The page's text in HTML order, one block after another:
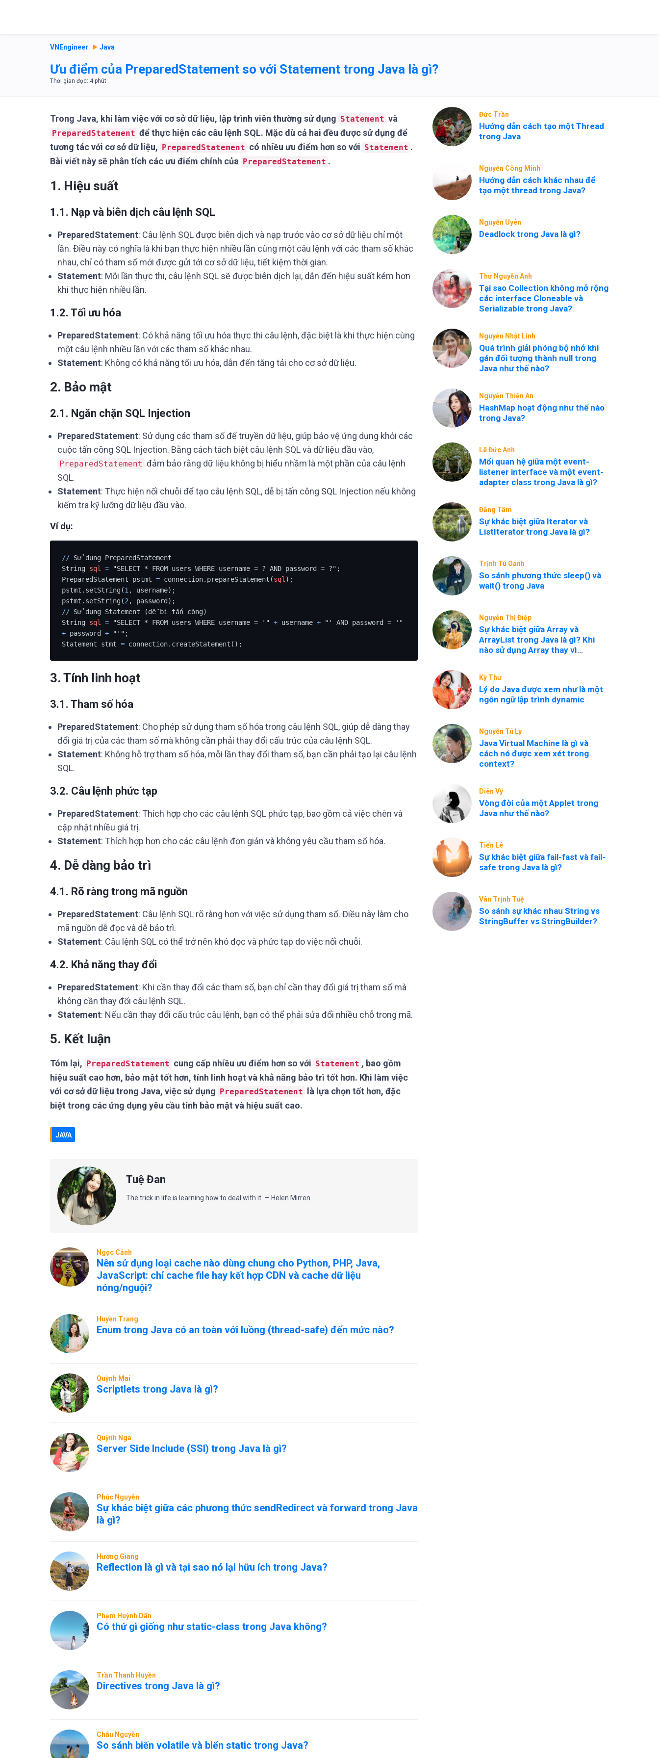
VNEngineer Java
Ưu điểm của PreparedStatement so với Statement trong Java là gì?
Trong Java, khi làm việc với cơ sở dữ liệu, lập trình viên thường sử dụng Statement và
PreparedStatement để thực hiện các câu lệnh SQL. Mặc dù cả hai đều được sử dụng để
tương tác với cơ sở dữ liệu, PreparedStatement có nhiều ưu điểm hơn so với Statement .
Bài viết này sẽ phân tích các ưu điểm chính của PreparedStatement .
1. Hiệu suất
1.1. Nạp và biên dịch câu lệnh SQL
PreparedStatement: Câu lệnh SQL được biên dịch và nạp trước vào cơ sở dữ liệu chỉ một
lần. Điều này có nghĩa là khi bạn thực hiện nhiều lần cùng một câu lệnh với các tham số khác
nhau, chỉ có tham số mới được gửi tới cơ sở dữ liệu, tiết kiệm thời gian.
Statement: Mỗi lần thực thi, câu lệnh SQL sẽ được biên dịch lại, dẫn đến hiệu suất kém hơn
khi thực hiện nhiều lần.
1.2. Tối ưu hóa
PreparedStatement: Có khả năng tối ưu hóa thực thi câu lệnh, đặc biệt là khi thực hiện cùng
một câu lệnh nhiều lần với các tham số khác nhau.
Statement: Không có khả năng tối ưu hóa, dẫn đến tăng tải cho cơ sở dữ liệu.
2. Bảo mật
2.1. Ngăn chặn SQL Injection
PreparedStatement: Sử dụng các tham số để truyền dữ liệu, giúp bảo vệ ứng dụng khỏi các
cuộc tấn công SQL Injection. Bằng cách tách biệt câu lệnh SQL và dữ liệu đầu vào,
PreparedStatement đảm bảo rằng dữ liệu không bị hiểu nhầm là một phần của câu lệnh
SQL.
Statement: Thực hiện nối chuỗi để tạo câu lệnh SQL, dễ bị tấn công SQL Injection nếu không
kiểm tra kỹ lưỡng dữ liệu đầu vào.
Ví dụ:
// Sử dụng PreparedStatement
String sql = "SELECT * FROM users WHERE username = ? AND password = ?";
PreparedStatement pstmt = connection.prepareStatement(sql );
pstmt.setString(1 , username);
pstmt.setString(2
// Sử dụng Statement (dễ bị tấn công)
String sql = "SELECT * FROM users WHERE username = '" + username +
+ password + "'";
Statement stmt = connection.createStatement();
3. Tính linh hoạt
3.1. Tham số hóa
PreparedStatement: Cho phép sử dụng tham số hóa trong câu lệnh SQL, giúp dễ dàng thay
đổi giá trị của các tham số mà không cần phải thay đổi cấu trúc của câu lệnh SQL.
Statement: Không hỗ trợ tham số hóa, mỗi lần thay đổi tham số, bạn cần phải tạo lại câu lệnh
SQL.
3.2. Câu lệnh phức tạp
PreparedStatement: Thích hợp cho các câu lệnh SQL phức tạp, bao gồm cả việc chèn và
cập nhật nhiều giá trị.
Statement: Thích hợp hơn cho các câu lệnh đơn giản và không yêu cầu tham số hóa.
4. Dễ dàng bảo trì
4.1. Rõ ràng trong mã nguồn
PreparedStatement: Câu lệnh SQL rõ ràng hơn với việc sử dụng tham số. Điều này làm cho
mã nguồn dễ đọc và dễ bảo trì.
Statement: Câu lệnh SQL có thể trở nên khó đọc và phức tạp do việc nối chuỗi.
4.2. Khả năng thay đổi
PreparedStatement: Khi cần thay đổi các tham số, bạn chỉ cần thay đổi giá trị tham số mà
không cần thay đổi câu lệnh SQL.
Statement: Nếu cần thay đổi cấu trúc câu lệnh, bạn có thể phải sửa đổi nhiều chỗ trong mã.
5. Kết luận
Tóm lại, PreparedStatement cung cấp nhiều ưu điểm hơn so với Statement , bao gồm
hiệu suất cao hơn, bảo mật tốt hơn, tính linh hoạt và khả năng bảo trì tốt hơn. Khi làm việc
với cơ sở dữ liệu trong Java, việc sử dụng PreparedStatement
là lựa chọn tốt hơn, đặc
biệt trong các ứng dụng yêu cầu tính bảo mật và hiệu suất cao.
JAVA
Tuệ Đan
The trick in life is learning how to deal with it. — Helen Mirren
Ngọc Cảnh
Nên sử dụng loại cache nào dùng chung cho Python, PHP, Java,
JavaScript: chỉ cache file hay kết hợp CDN và cache dữ liệu
nóng/nguội?
Huyền Trang
Enum trong Java có an toàn với luồng (thread-safe) đến mức nào?
Quỳnh Mai
Scriptlets trong Java là gì?
Quỳnh Nga
Server Side Include (SSI) trong Java là gì?
Phúc Nguyễn
Sự khác biệt giữa các phương thức sendRedirect và forward trong Java
là gì?
Hương Giang
Reflection là gì và tại sao nó lại hữu ích trong Java?
Phạm Huỳnh Dân
Có thứ gì giống như static-class trong Java không?
Trần Thanh Huyền
Directives trong Java là gì?
Châu Nguyễn
So sánh biến volatile và biến static trong Java?
Đức Trần
Hướng dẫn cách tạo một Thread
trong Java
Nguyễn Công Minh
Hướng dẫn cách khác nhau để
tạo một thread trong Java?
Nguyễn Uyên
Deadlock trong Java là gì?
Thư Nguyễn Anh
Tại sao Collection không mở rộng
các interface Cloneable và
Serializable trong Java?
Nguyễn Nhật Linh
Quá trình giải phóng bộ nhớ khi
gán đối tượng thành null trong
Java như thế nào?
Nguyễn Thiện An
HashMap hoạt động như thế nào
trong Java?
Lê Đức Anh
Mối quan hệ giữa một event-
listener interface và một event-
adapter class trong Java là gì?
Đăng Tâm
Sự khác biệt giữa Iterator và
ListIterator trong Java là gì?
Trịnh Tú Oanh
So sánh phương thức sleep() và
wait() trong Java
Nguyễn Thị Điệp
Sự khác biệt giữa Array và
ArrayList trong Java là gì? Khi
nào sử dụng Array thay vì
Kỳ Thư
Lý do Java được xem như là một
ngôn ngữ lập trình dynamic
Nguyễn Tú Ly
Java Virtual Machine là gì và
cách nó được xem xét trong
context?
Diên Vỹ
Vòng đời của một Applet trong
Java như thế nào?
Tiến Lê
Sự khác biệt giữa fail-fast và fail-
safe trong Java là gì?
Vân Trịnh Tuệ
So sánh sự khác nhau String vs
StringBuffer vs StringBuilder?